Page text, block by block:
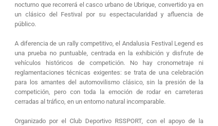
nocturno que recorrerá el casco urbano de Ubrique, convertido ya en
un clásico del Festival por su espectacularidad y afluencia de
público.
A diferencia de un rally competitivo, el Andalusia Festival Legend es
una prueba no puntuable, centrada en la exhibición y disfrute de
vehículos históricos de competición. No hay cronometraje ni
reglamentaciones técnicas exigentes: se trata de una celebración
para los amantes del automovilismo clásico, sin la presión de la
competición, pero con toda la emoción de rodar en carreteras
cerradas al tráfico, en un entorno natural incomparable.
Organizado por el Club Deportivo RSSPORT, con el apoyo de la